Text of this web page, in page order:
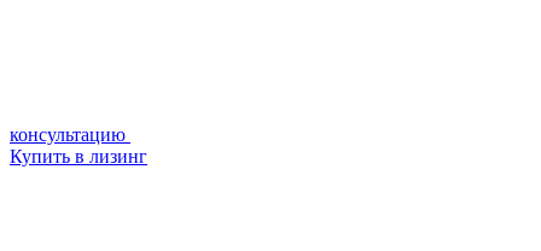
консультацию
Купить в лизинг